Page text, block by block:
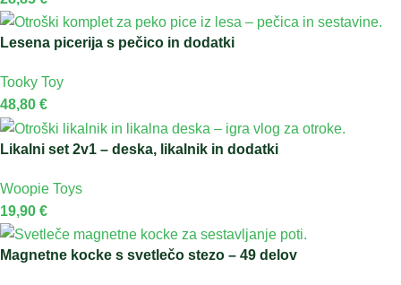
Lesena picerija s pečico in dodatki
Tooky Toy
48,80 €
Likalni set 2v1 – deska, likalnik in dodatki
Woopie Toys
19,90 €
Magnetne kocke s svetlečo stezo – 49 delov